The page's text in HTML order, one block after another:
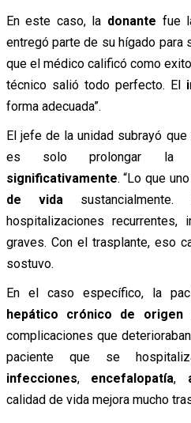
En este caso, la donante fue
entregó parte de su hígado para
que el médico calificó como
técnico salió todo perfecto. El
forma adecuada”.
El jefe de la unidad subrayó
es solo prolongar
significativamente. “Lo que
de vida
hospitalizaciones recurrentes,
graves. Con el trasplante, eso
sostuvo.
En el caso específico, la
hepático crónico de origen
complicaciones que
paciente que se
infecciones, encefalopatía,
calidad de vida mejora mucho